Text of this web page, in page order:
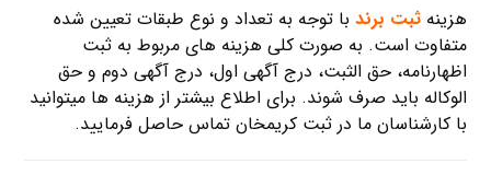
هزینهثبت برند با توجه به تعداد و نوع طبقات تعیین شده
متفاوت است. به صورت کلی هزینه های مربوط به ثبت
اظهارنامه، حق الثبت، درج آگهی اول، درج آگهی دوم و حق
الوکاله باید صرف شوند. برای اطلاع بیشتر از هزینه ها میتوانید
با کارشناسان ما در ثبت کریمخان تماس حاصل فرمایید.